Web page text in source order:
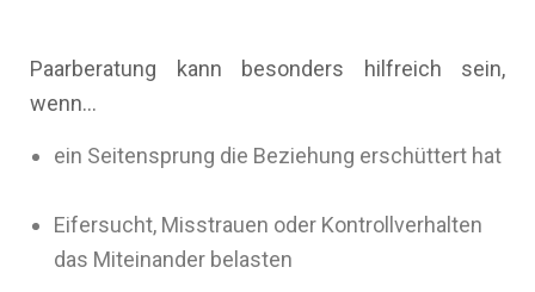
Paarberatung kann besonders hilfreich sein,
wenn…
ein Seitensprung die Beziehung erschüttert hat
Eifersucht, Misstrauen oder Kontrollverhalten
das Miteinander belasten